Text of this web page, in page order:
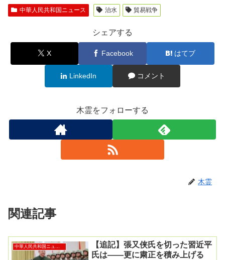
中華人民共和国ニュース 治水 貿易戦争
シェアする
X Facebook はてブ
LinkedIn コメント
木霊をフォローする
木霊
関連記事
【追記】張又侠氏を切った習近平
氏は――更に粛正を積み上げる